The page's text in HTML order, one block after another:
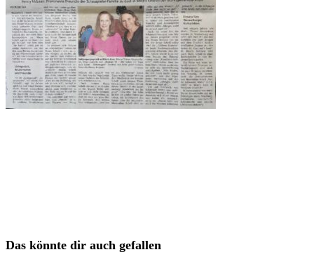
Das könnte dir auch gefallen